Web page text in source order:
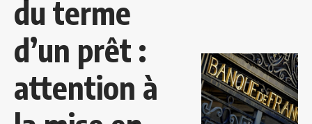
du terme
d’un prêt :
attention à